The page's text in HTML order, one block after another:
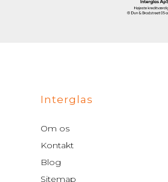
Interglas
Om os
Kontakt
Blog
Sitemap